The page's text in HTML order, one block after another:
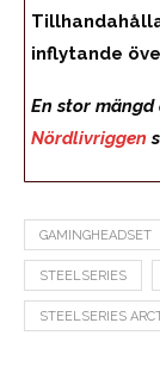
inflytande
En stor
Nördlivriggen
GAMINGHEADSET
STEELSERIES
STEELSERIES